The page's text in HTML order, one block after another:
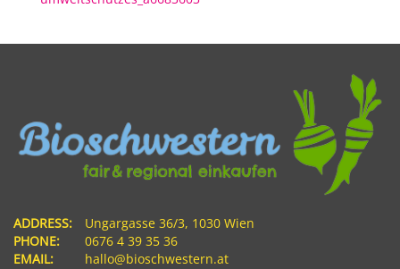
ADDRESS:
Ungargasse 36/3, 1030 Wien
PHONE:
0676 4 39 35 36
EMAIL:
hallo@bioschwestern.at